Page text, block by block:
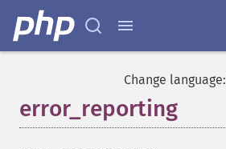
Change language:
error_reporting